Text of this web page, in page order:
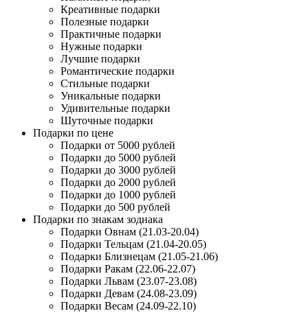
Креативные подарки
Полезные подарки
Практичные подарки
Нужные подарки
Лучшие подарки
Романтические подарки
Стильные подарки
Уникальные подарки
Удивительные подарки
Шуточные подарки
Подарки по цене
Подарки от 5000 рублей
Подарки до 5000 рублей
Подарки до 3000 рублей
Подарки до 2000 рублей
Подарки до 1000 рублей
Подарки до 500 рублей
Подарки по знакам зодиака
Подарки Овнам (21.03-20.04)
Подарки Тельцам (21.04-20.05)
Подарки Близнецам (21.05-21.06)
Подарки Ракам (22.06-22.07)
Подарки Львам (23.07-23.08)
Подарки Девам (24.08-23.09)
Подарки Весам (24.09-22.10)